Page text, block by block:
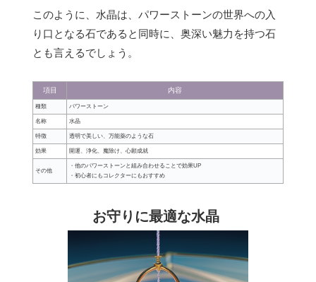
このように、水晶は、パワーストーンの世界への入
り口となる石であると同時に、奥深い魅力を持つ石
とも言えるでしょう。
項目 内容
種類 パワーストーン
名称 水晶
特徴 透明で美しい、万能薬のような石
効果 開運、浄化、魔除け、心願成就
その他
・他のパワーストーンと組み合わせることで効果UP
・初心者にもコレクターにもおすすめ
お守りに最適な水晶